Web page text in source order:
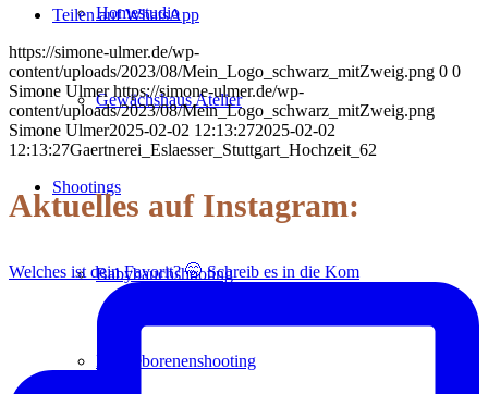
Homestudio
Gewächshaus Atelier
Shootings
Babybauchshooting
Neugeborenenshooting
Teilen auf WhatsApp
https://simone-ulmer.de/wp-
content/uploads/2023/08/Mein_Logo_schwarz_mitZweig.png 0 0
Simone Ulmer https://simone-ulmer.de/wp-
content/uploads/2023/08/Mein_Logo_schwarz_mitZweig.png
Simone Ulmer2025-02-02 12:13:272025-02-02
12:13:27Gaertnerei_Eslaesser_Stuttgart_Hochzeit_62
Aktuelles auf Instagram:
Welches ist dein Favorit? 🤭 Schreib es in die Kom